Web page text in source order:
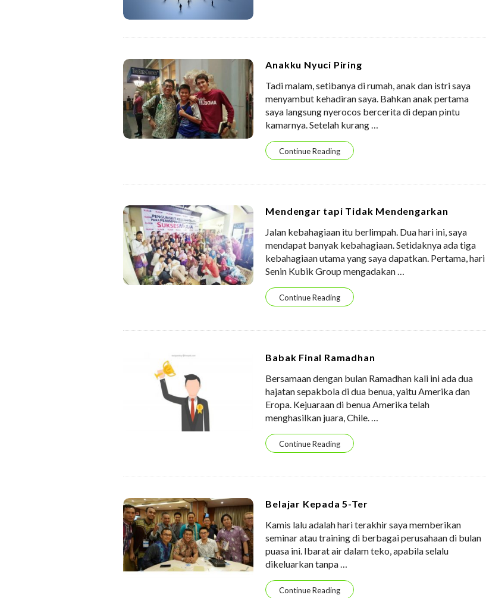
Anakku Nyuci Piring
Tadi malam, setibanya di rumah, anak dan istri saya
menyambut kehadiran saya. Bahkan anak pertama
saya langsung nyerocos bercerita di depan pintu
kamarnya. Setelah kurang…
Continue Reading
Mendengar tapi Tidak Mendengarkan
Jalan kebahagiaan itu berlimpah. Dua hari ini, saya
mendapat banyak kebahagiaan. Setidaknya ada tiga
kebahagiaan utama yang saya dapatkan. Pertama, hari
Senin Kubik Group mengadakan…
Continue Reading
Babak Final Ramadhan
Bersamaan dengan bulan Ramadhan kali ini ada dua
hajatan sepakbola di dua benua, yaitu Amerika dan
Eropa. Kejuaraan di benua Amerika telah
menghasilkan juara, Chile.…
Continue Reading
Belajar Kepada 5-Ter
Kamis lalu adalah hari terakhir saya memberikan
seminar atau training di berbagai perusahaan di bulan
puasa ini. Ibarat air dalam teko, apabila selalu
dikeluarkan tanpa…
Continue Reading